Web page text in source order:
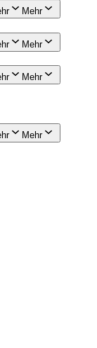
Mehr
Mehr
Mehr
Mehr